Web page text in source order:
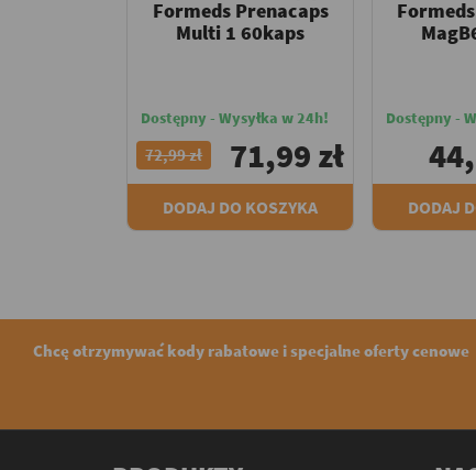
Formeds Prenacaps
Multi 1 60kaps
Dostępny - Wysyłka w 24h!
72,99 zł 71,99 zł
DODAJ DO KOSZYKA
Dostępny -
DODAJ
Chcę otrzymywać kody rabatowe i specjalne oferty cenowe